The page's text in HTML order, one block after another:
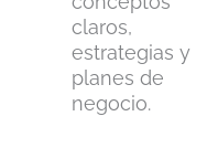
claros,
estrategias y
planes de
negocio.